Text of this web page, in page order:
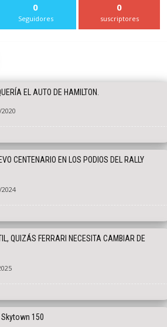
0
Seguidores
0
suscriptores
EL AUTO DE HAMILTON.
CENTENARIO EN LOS PODIOS DEL RALLY
QUIZÁS FERRARI NECESITA CAMBIAR DE
150